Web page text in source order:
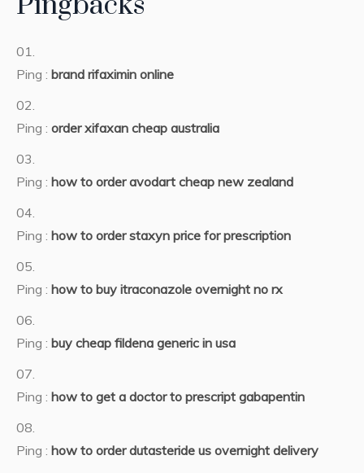
Ping : brand rifaximin online
Ping : order xifaxan cheap australia
Ping : how to order avodart cheap new zealand
Ping : how to order staxyn price for prescription
Ping : how to buy itraconazole overnight no rx
Ping : buy cheap fildena generic in usa
Ping : how to get a doctor to prescript gabapentin
Ping : how to order dutasteride us overnight delivery